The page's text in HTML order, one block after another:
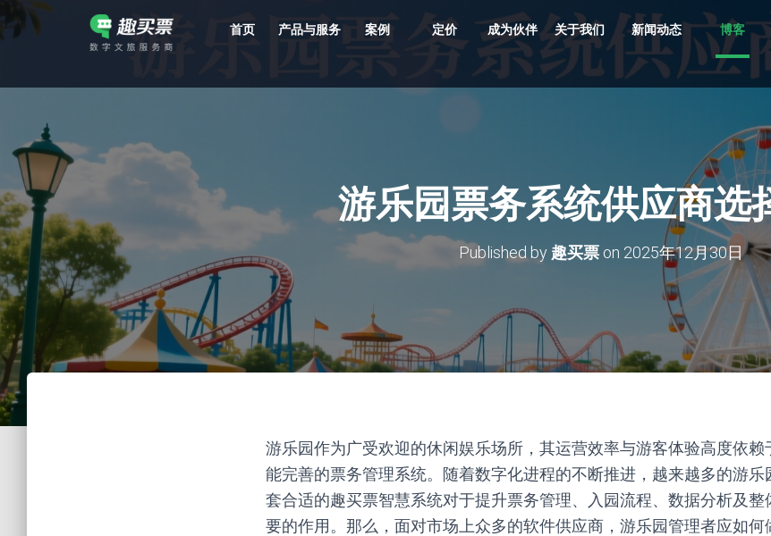
首页 产品与服务 案例 定价 成为伙伴 关于我们 新闻动态 博客
游乐园票务系统供应商选
Published by 趣买票 on 2025年12月30日
游乐园作为广受欢迎的休闲娱乐场所，其运营效率与游客体验高度依赖
能完善的票务管理系统。随着数字化进程的不断推进，越来越多的游乐
套合适的趣买票智慧系统对于提升票务管理、入园流程、数据分析及整
要的作用。那么，面对市场上众多的软件供应商，游乐园管理者应如